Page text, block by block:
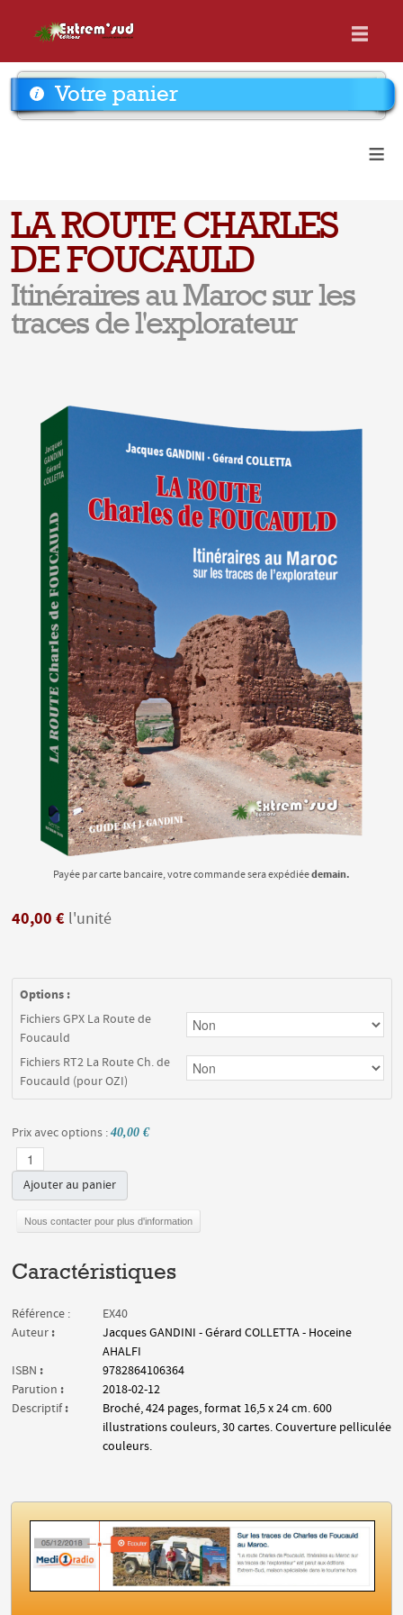
Votre panier
≡
LA ROUTE CHARLES
DE FOUCAULD
Itinéraires au Maroc sur les
traces de l'explorateur
Payée par carte bancaire, votre commande sera expédiéedemain.
40,00 € l'unité
Options :
Fichiers GPX La Route de
Foucauld
Fichiers RT2 La Route Ch. de
Foucauld (pour OZI)
Prix avec options : 40,00 €
Ajouter au panier
Nous contacter pour plus d'information
Caractéristiques
Référence :
EX40
Auteur :
Jacques GANDINI - Gérard COLLETTA - Hoceine
AHALFI
ISBN :
9782864106364
Parution :
2018-02-12
Descriptif:
Broché, 424 pages, format 16,5 x 24 cm. 600
illustrations couleurs, 30 cartes. Couverture pelliculée
couleurs.